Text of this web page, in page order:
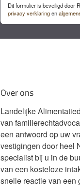
Dit formulier is beveiligd door
privacy verklaringen
Over ons
Landelijke
van
een antwoord op uw
vestigingen door heel
specialist bij u in de
van een kosteloze
snelle reactie van een